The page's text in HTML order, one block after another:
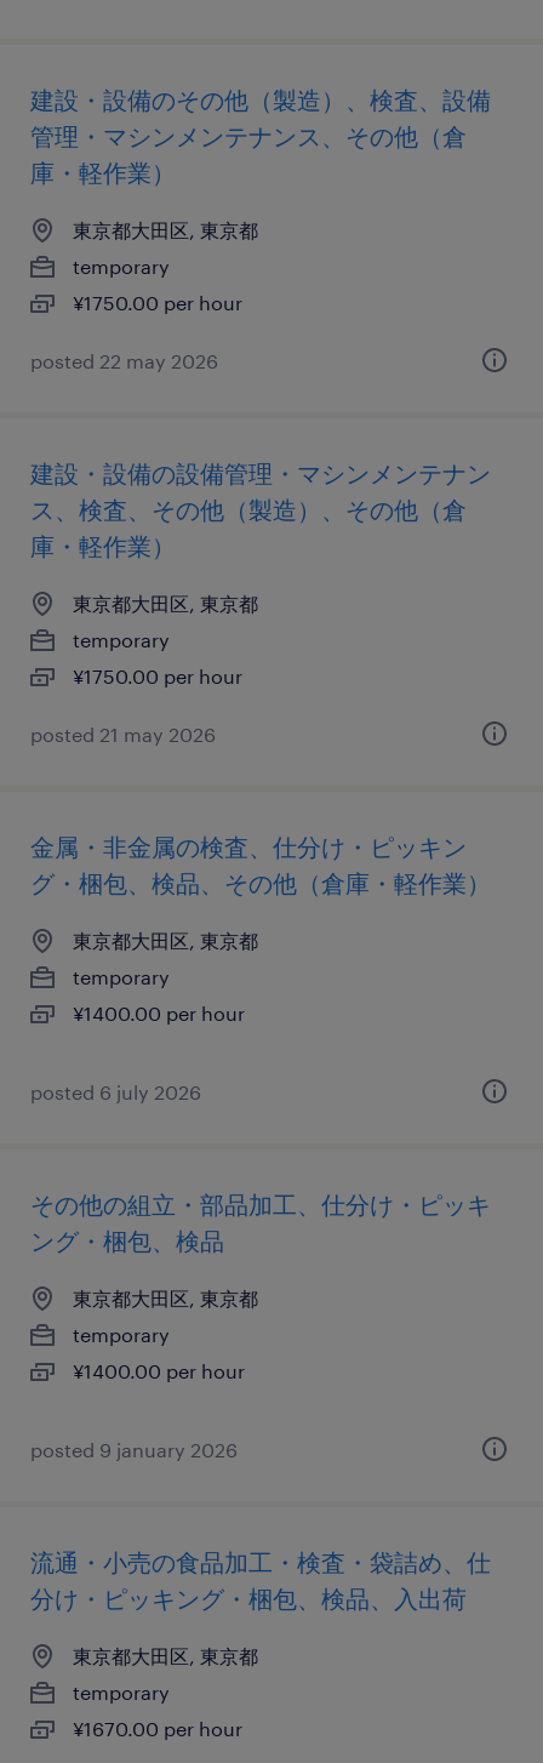
建設・設備のその他（製造）、検査、設備
管理・マシンメンテナンス、その他（倉
庫・軽作業）
東京都大田区, 東京都
temporary
¥1750.00 per hour
posted 22 may 2026
建設・設備の設備管理・マシンメンテナン
ス、検査、その他（製造）、その他（倉
庫・軽作業）
東京都大田区, 東京都
temporary
¥1750.00 per hour
posted 21 may 2026
金属・非金属の検査、仕分け・ピッキン
グ・梱包、検品、その他（倉庫・軽作業）
東京都大田区, 東京都
temporary
¥1400.00 per hour
posted 6 july 2026
その他の組立・部品加工、仕分け・ピッキ
ング・梱包、検品
東京都大田区, 東京都
temporary
¥1400.00 per hour
posted 9 january 2026
流通・小売の食品加工・検査・袋詰め、仕
分け・ピッキング・梱包、検品、入出荷
東京都大田区, 東京都
temporary
¥1670.00 per hour